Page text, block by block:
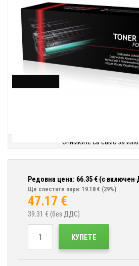
Снимките са само за
Редовна цена: 66.35€ (с включен
Ще спестите пари: 19.18 € (29%)
47.17 €
39.31 € (без ДДС)
КУПЕТЕ